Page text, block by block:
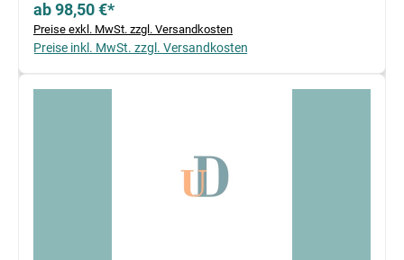
ab 98,50 €*
Preise exkl. MwSt. zzgl. Versandkosten
Preise inkl. MwSt. zzgl. Versandkosten